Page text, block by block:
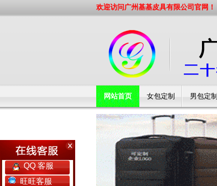
欢迎访问广州基基皮具有限公司官网！
网站首页 女包定制 男包定制
工厂简介
QQ 客服
旺旺客服